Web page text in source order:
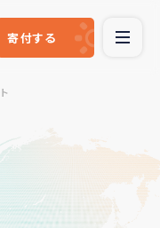
寄付する